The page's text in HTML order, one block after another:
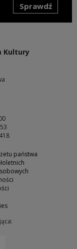
Sprawdź
Kultury
państwa